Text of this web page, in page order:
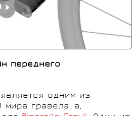
переднего
одним из
мира гравела, а,